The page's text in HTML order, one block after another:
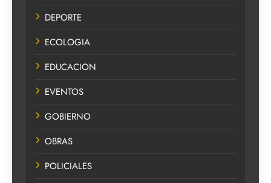
DEPORTE
ECOLOGIA
EDUCACION
EVENTOS
GOBIERNO
OBRAS
POLICIALES